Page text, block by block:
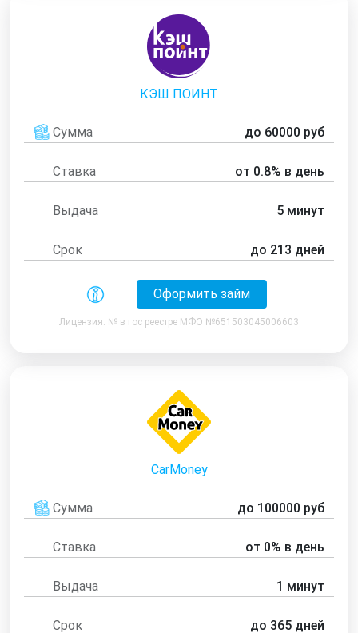
КЭШ ПОИНТ
Сумма до 60000 руб
Ставка от 0.8% в день
Выдача 5 минут
Срок до 213 дней
Оформить займ
Лицензия: № в гос реестре МФО №651503045006603
CarMoney
Сумма до 100000 руб
Ставка от 0% в день
Выдача 1 минут
Срок до 365 дней